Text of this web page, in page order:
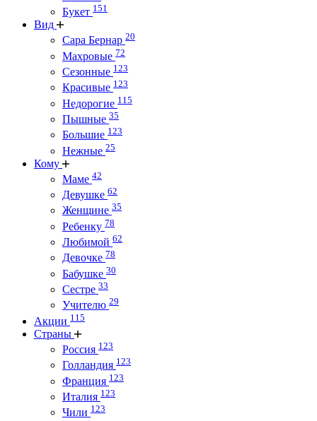
Букет 151
Вид
Сара Бернар 20
Махровые 72
Сезонные 123
Красивые 123
Недорогие 115
Пышные 35
Большие 123
Нежные 25
Кому
Маме 42
Девушке 62
Женщине 35
Ребенку 78
Любимой 62
Девочке 78
Бабушке 30
Сестре 33
Учителю 29
Акции 115
Страны
Россия 123
Голландия 123
Франция 123
Италия 123
Чили 123